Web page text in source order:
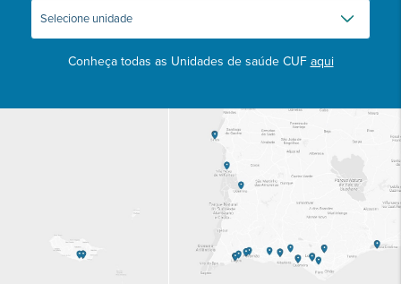
Conheça todas as Unidades de saúde CUF aqui